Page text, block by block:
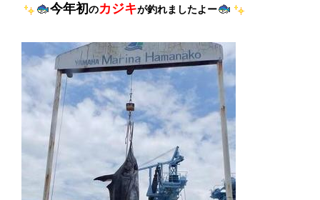
今年初のカジキが釣れましたよー